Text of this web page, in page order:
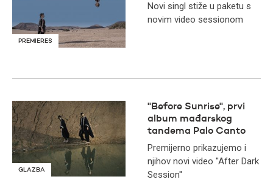
PREMIERES
Novi singl stiže u paketu s
novim video sessionom
GLAZBA
''Before Sunrise'', prvi
album mađarskog
tandema Palo Canto
Premijerno prikazujemo i
njihov novi video ''After Dark
Session''